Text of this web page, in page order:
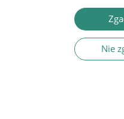
Nie
Ewa
Wsparcie